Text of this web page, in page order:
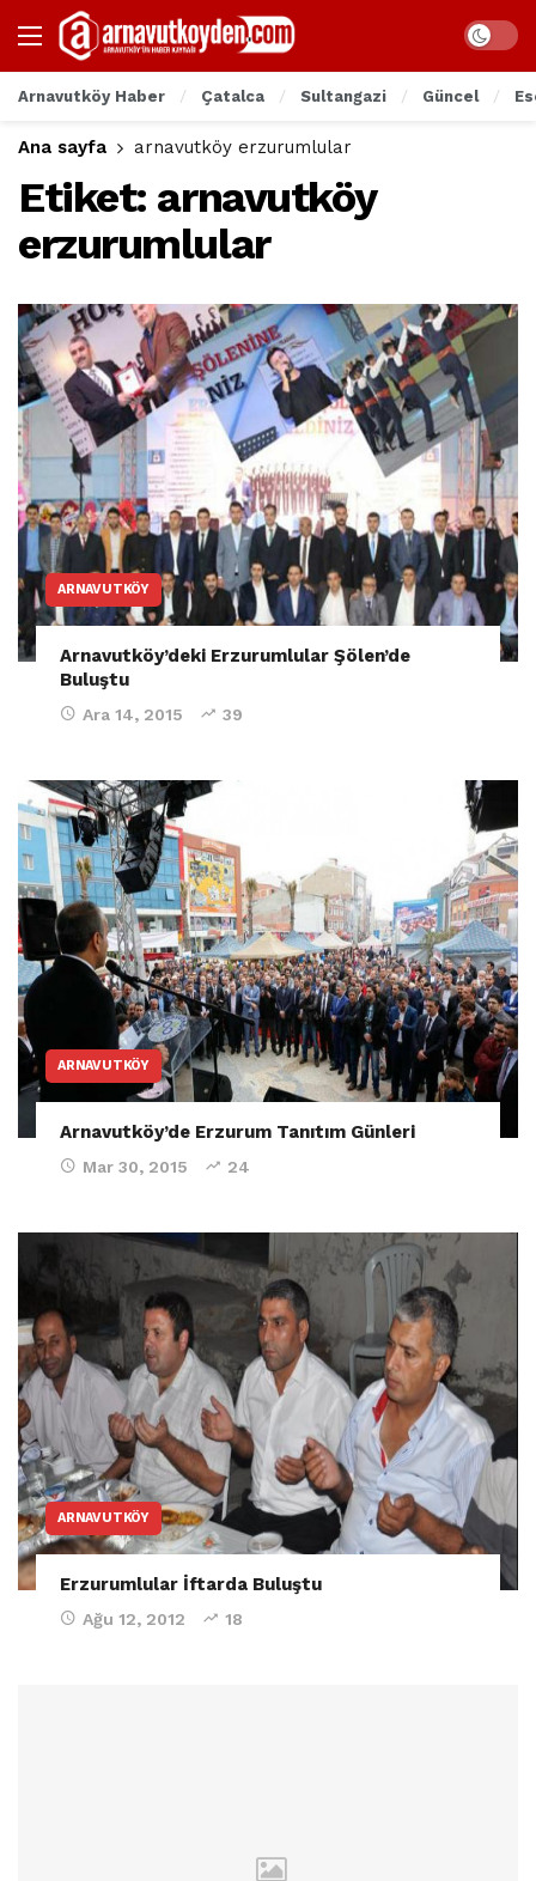
Arnavutköy Haber Çatalca Sultangazi Güncel
Ana sayfa arnavutköy erzurumlular
Etiket: arnavutköy
erzurumlular
ARNAVUTKÖY
Arnavutköy’deki Erzurumlular Şölen’de
Buluştu
Ara 14, 2015 39
ARNAVUTKÖY
Arnavutköy’de Erzurum Tanıtım Günleri
Mar 30, 2015 24
ARNAVUTKÖY
Erzurumlular İftarda Buluştu
Ağu 12, 2012 18